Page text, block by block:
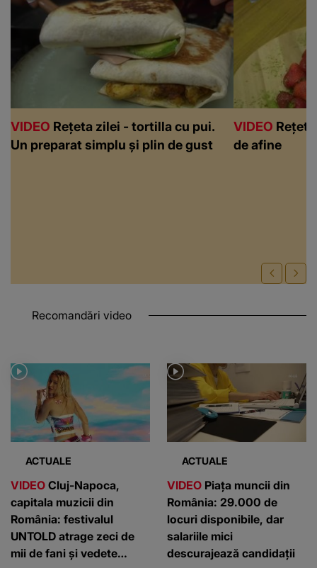
VIDEO Rețeta zilei - tortilla cu pui.
Un preparat simplu și plin de gust
VIDEO
de afine
Recomandări video
ACTUALE
VIDEO Cluj-Napoca,
capitala muzicii din
România: festivalul
UNTOLD atrage zeci de
mii de fani și vedete
ACTUALE
VIDEO Piața muncii din
România: 29.000 de
locuri disponibile, dar
salariile mici
descurajează candidații